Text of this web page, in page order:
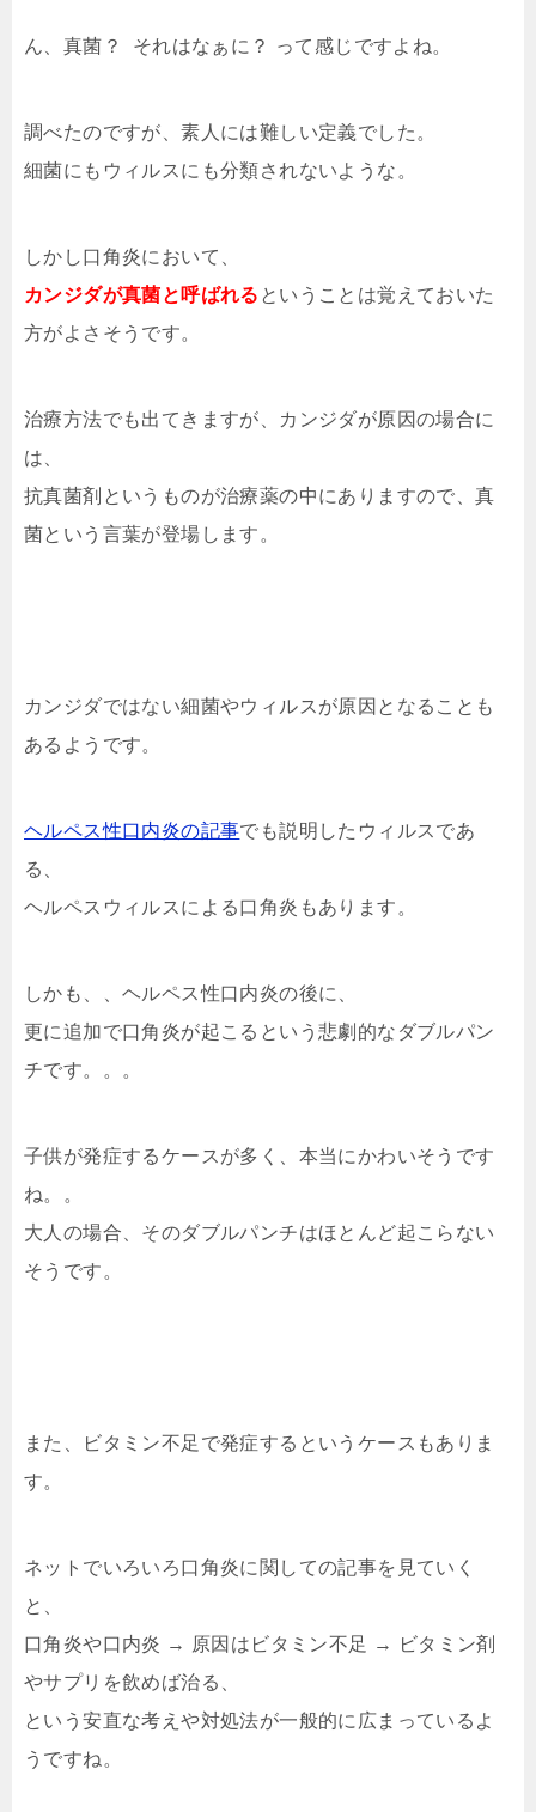
ん、真菌？ それはなぁに？ って感じですよね。
調べたのですが、素人には難しい定義でした。
細菌にもウィルスにも分類されないような。
しかし口角炎において、
カンジダが真菌と呼ばれる ということは覚えておいた
方がよさそうです。
治療方法でも出てきますが、カンジダが原因の場合に
は、
抗真菌剤というものが治療薬の中にありますので、真
菌という言葉が登場します。
カンジダではない細菌やウィルスが原因となることも
あるようです。
ヘルペス性口内炎の記事でも説明したウィルスであ
る、
ヘルペスウィルスによる口角炎もあります。
しかも、、ヘルペス性口内炎の後に、
更に追加で口角炎が起こるという悲劇的なダブルパン
チです。。。
子供が発症するケースが多く、本当にかわいそうです
ね。。
大人の場合、そのダブルパンチはほとんど起こらない
そうです。
また、ビタミン不足で発症するというケースもありま
す。
ネットでいろいろ口角炎に関しての記事を見ていく
と、
口角炎や口内炎 → 原因はビタミン不足 → ビタミン剤
やサプリを飲めば治る、
という安直な考えや対処法が一般的に広まっているよ
うですね。